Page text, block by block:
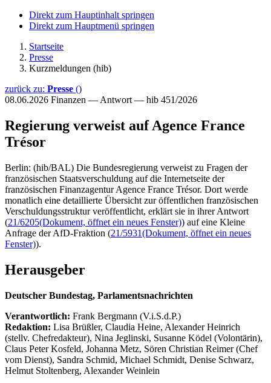
Direkt zum Hauptinhalt springen
Direkt zum Hauptmenü springen
Startseite
Presse
Kurzmeldungen (hib)
zurück zu: Presse ()
08.06.2026 Finanzen — Antwort — hib 451/2026
Regierung verweist auf Agence France
Trésor
Berlin: (hib/BAL) Die Bundesregierung verweist zu Fragen der
französischen Staatsverschuldung auf die Internetseite der
französischen Finanzagentur Agence France Trésor. Dort werde
monatlich eine detaillierte Übersicht zur öffentlichen französischen
Verschuldungsstruktur veröffentlicht, erklärt sie in ihrer Antwort
(21/6205(Dokument, öffnet ein neues Fenster)) auf eine Kleine
Anfrage der AfD-Fraktion (21/5931(Dokument, öffnet ein neues
Fenster)).
Herausgeber
Deutscher Bundestag, Parlamentsnachrichten
Verantwortlich: Frank Bergmann (V.i.S.d.P.)
Redaktion: Lisa Brüßler, Claudia Heine, Alexander Heinrich
(stellv. Chefredakteur), Nina Jeglinski, Susanne Ködel (Volontärin),
Claus Peter Kosfeld, Johanna Metz, Sören Christian Reimer (Chef
vom Dienst), Sandra Schmid, Michael Schmidt, Denise Schwarz,
Helmut Stoltenberg, Alexander Weinlein